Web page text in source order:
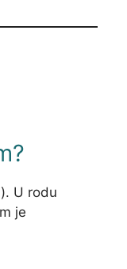
U rodu
je